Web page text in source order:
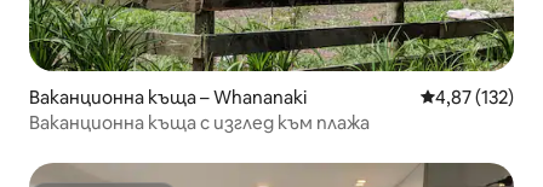
Ваканционна къща – Whananaki Средна
4,87 (132)
Ваканционна къща с изглед към плажа